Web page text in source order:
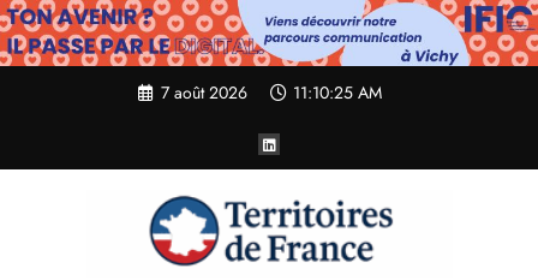
Aller
au
contenu
7 août 2026 11:10:26 AM